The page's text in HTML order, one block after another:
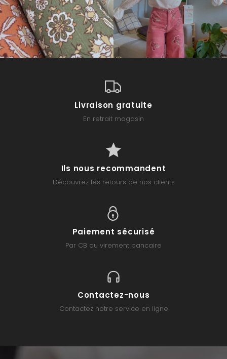
Livraison gratuite
En retrait magasin
Ils nous recommandent
Découvrez les retours de nos clients
Paiement sécurisé
Par CB ou virement bancaire
Contactez-nous
Contactez notre service en ligne